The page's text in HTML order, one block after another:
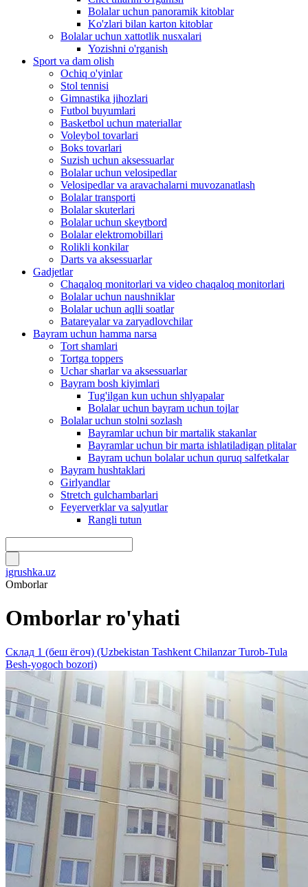
Bolalar uchun panoramik kitoblar
Ko'zlari bilan karton kitoblar
Bolalar uchun xattotlik nusxalari
Yozishni o'rganish
Sport va dam olish
Ochiq o'yinlar
Stol tennisi
Gimnastika jihozlari
Futbol buyumlari
Basketbol uchun materiallar
Voleybol tovarlari
Boks tovarlari
Suzish uchun aksessuarlar
Bolalar uchun velosipedlar
Velosipedlar va aravachalarni muvozanatlash
Bolalar transporti
Bolalar skuterlari
Bolalar uchun skeytbord
Bolalar elektromobillari
Rolikli konkilar
Darts va aksessuarlar
Gadjetlar
Chaqaloq monitorlari va video chaqaloq monitorlari
Bolalar uchun naushniklar
Bolalar uchun aqlli soatlar
Batareyalar va zaryadlovchilar
Bayram uchun hamma narsa
Tort shamlari
Tortga toppers
Uchar sharlar va aksessuarlar
Bayram bosh kiyimlari
Tug'ilgan kun uchun shlyapalar
Bolalar uchun bayram uchun tojlar
Bolalar uchun stolni sozlash
Bayramlar uchun bir martalik stakanlar
Bayramlar uchun bir marta ishlatiladigan plitalar
Bayram uchun bolalar uchun quruq salfetkalar
Bayram hushtaklari
Girlyandlar
Stretch gulchambarlari
Feyerverklar va salyutlar
Rangli tutun
igrushka.uz
Omborlar
Omborlar ro'yhati
Склад 1 (беш ёгоч) (Uzbekistan Tashkent Chilanzar Turob-Tula
Besh-yogoch bozori)